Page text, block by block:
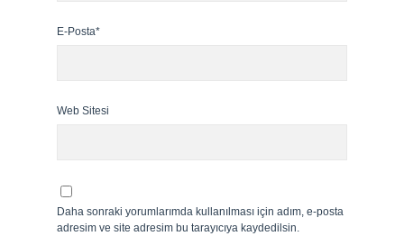
E-Posta*
Web Sitesi
Daha sonraki yorumlarımda kullanılması için adım, e-posta
adresim ve site adresim bu tarayıcıya kaydedilsin.